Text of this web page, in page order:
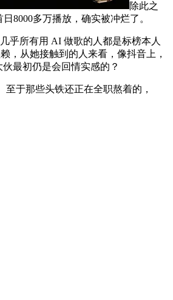
除此之
8000多万播放，确实被冲烂了。
乎所有用 AI 做歌的人都是标榜本人
，从她接触到的人来看，像抖音上，
最初仍是会回情实感的？
于那些头铁还正在全职熬着的，